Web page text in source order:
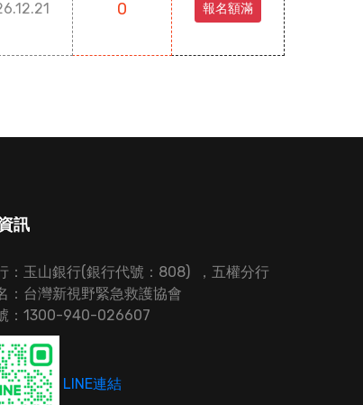
0 報名額滿
訊
：玉山銀行(銀行代號：808) ，五權分行
：台灣新視野緊急救護協會
：1300-940-026607
LINE連結